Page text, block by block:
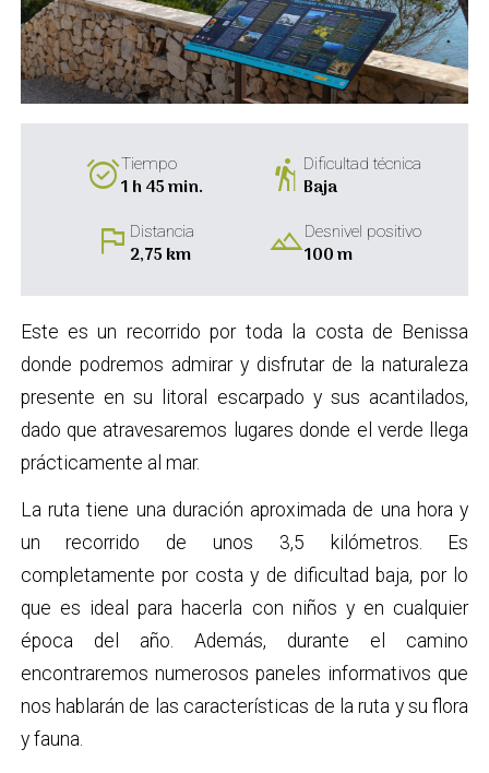
alarm_onTiempo
1 h 45 min. hikingDificultad técnica
Baja
flag Distancia
2,75 km landscapeDesnivel positivo
100 m
Este es un recorrido por toda la costa de Benissa
donde podremos admirar y disfrutar de la naturaleza
presente en su litoral escarpado y sus acantilados,
dado que atravesaremos lugares donde el verde llega
prácticamente al mar.
La ruta tiene una duración aproximada de una hora y
un recorrido de unos 3,5 kilómetros. Es
completamente por costa y de dificultad baja, por lo
que es ideal para hacerla con niños y en cualquier
época del año. Además, durante el camino
encontraremos numerosos paneles informativos que
nos hablarán de las características de la ruta y su flora
y fauna.